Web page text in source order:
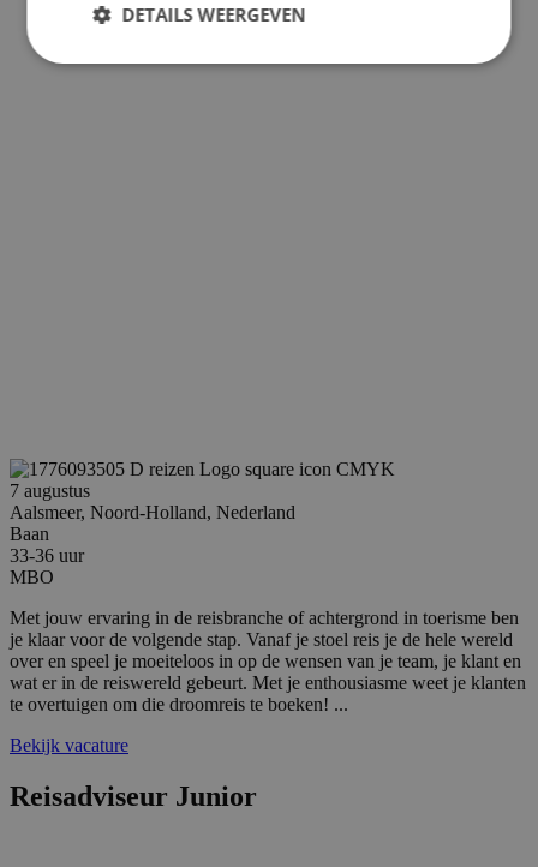
7 augustus
Aalsmeer, Noord-Holland, Nederland
Baan
33-36 uur
MBO
Met jouw ervaring in de reisbranche of achtergrond in toerisme ben
je klaar voor de volgende stap. Vanaf je stoel reis je de hele wereld
over en speel je moeiteloos in op de wensen van je team, je klant en
wat er in de reiswereld gebeurt. Met je enthousiasme weet je klanten
te overtuigen om die droomreis te boeken! ...
Bekijk vacature
Reisadviseur Junior
DETAILS WEERGEVEN
Google Privacy Policy